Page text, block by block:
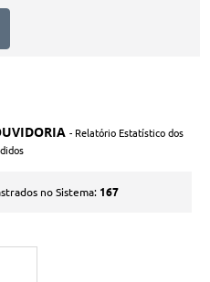
- Relatório Estatístico dos
no Sistema: 167